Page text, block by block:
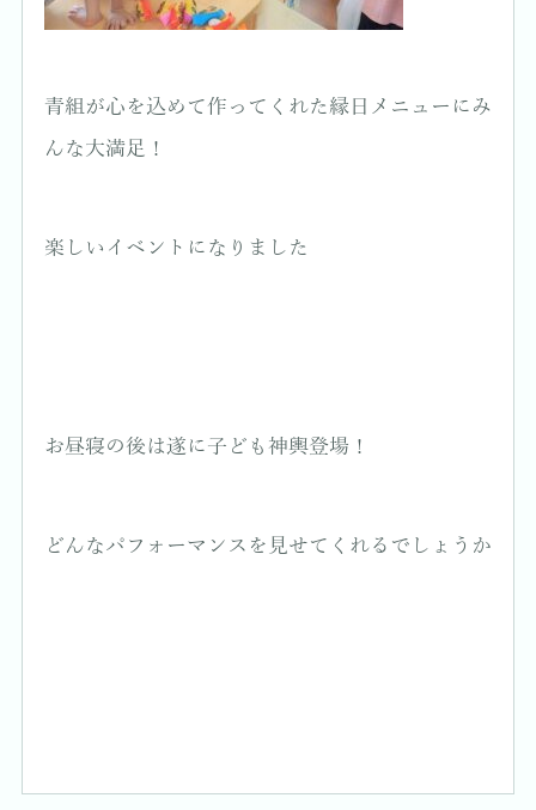
青組が心を込めて作ってくれた縁日メニューにみ
んな大満足！
楽しいイベントになりました
お昼寝の後は遂に子ども神輿登場！
どんなパフォーマンスを見せてくれるでしょうか